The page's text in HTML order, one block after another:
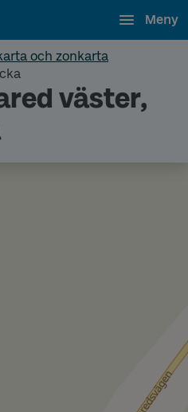
Meny
och zonkarta
väster,